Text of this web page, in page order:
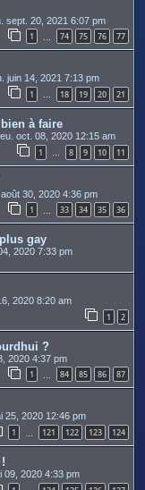
sept. 20, 2021 6:07 pm
1 74 75 76 77
juin 14, 2021 7:13 pm
1 … 18 19 20 21
à faire
oct. 08, 2020 12:15 am
1 … 8 9 10 11
30, 2020 4:36 pm
1 33 34 35 36
gay
2020 7:33 pm
2020 8:20 am
1 2
?
2020 4:37 pm
1 84 85 86 87
25, 2020 12:46 pm
1 121 122 123 124
09, 2020 4:33 pm